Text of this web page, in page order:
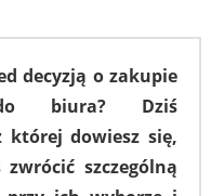
decyzją o zakupie
biura? Dziś
której dowiesz się,
szczególną